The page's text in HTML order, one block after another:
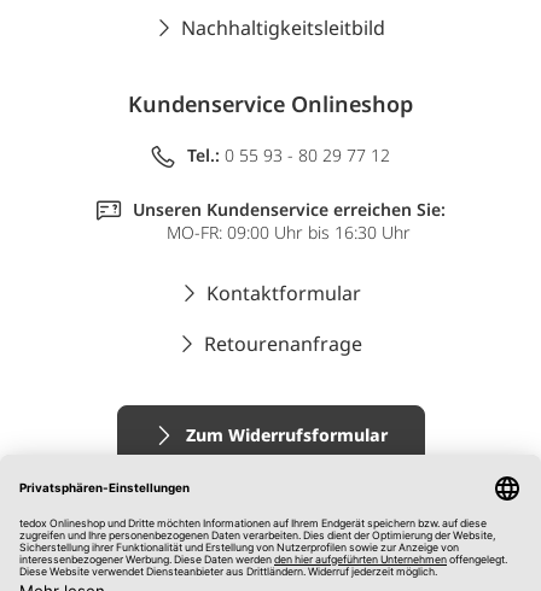
Nachhaltigkeitsleitbild
Kundenservice Onlineshop
Tel.: 0 55 93 - 80 29 77 12
Unseren Kundenservice erreichen Sie:
MO-FR: 09:00 Uhr bis 16:30 Uhr
Kontaktformular
Retourenanfrage
Zum Widerrufsformular
Impressum
AGB